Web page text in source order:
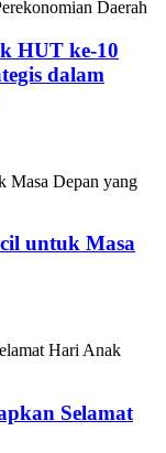
HUT ke-10
dalam
untuk Masa
Selamat